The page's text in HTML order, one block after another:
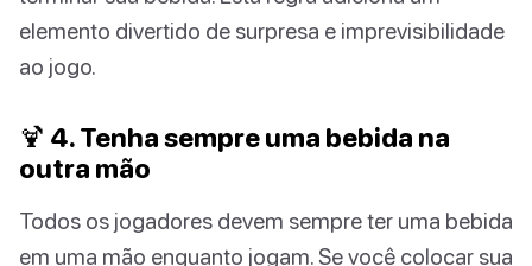
elemento divertido de surpresa e imprevisibilidade
ao jogo.
🍹 4. Tenha sempre uma bebida na
outra mão
Todos os jogadores devem sempre ter uma bebida
em uma mão enquanto jogam. Se você colocar sua